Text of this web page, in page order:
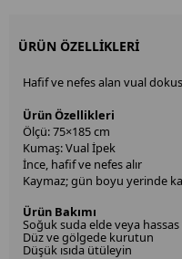
ÜRÜN ÖZELLIKLERI
Hafif ve nefes alan vual
Ürün Özellikleri
Ölçü: 75×185 cm
Kumaş: Vual İpek
İnce, hafif ve nefes alır
Kaymaz; gün boyu yerinde
Ürün Bakımı
Soğuk suda elde veya
Düz ve gölgede kurutun
Düşük ısıda ütüleyin